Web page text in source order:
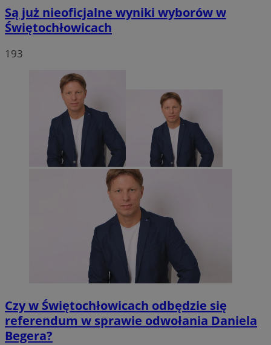
Są już nieoficjalne wyniki wyborów w
Świętochłowicach
193
Czy w Świętochłowicach odbędzie się
referendum w sprawie odwołania Daniela
Begera?